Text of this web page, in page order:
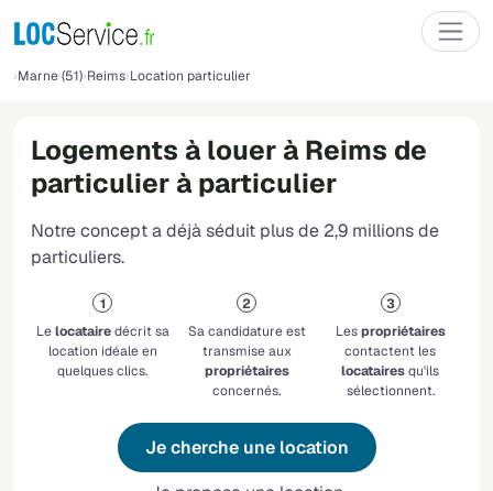
Marne (51) Reims Location particulier
Logements à louer à Reims de
particulier à particulier
Notre concept a déjà séduit plus de 2,9 millions de
particuliers.
Lelocatairedécrit sa
location idéale en
quelques clics.
Sa candidature est
transmise aux
propriétaires
concernés.
Lespropriétaires
contactent les
locatairesqu'ils
sélectionnent.
Je cherche une location